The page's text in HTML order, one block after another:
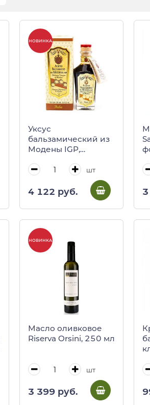
НОВИНКА
Уксус
бальзамический из
Модены IGP,
PONTE VECCHIO,
PV0115SC, 250 мл
(ст/б в коробке)
шт
4 122 руб.
НОВИНКА
Масло оливковое
Riserva Orsini, 250 мл
шт
3 399 руб.